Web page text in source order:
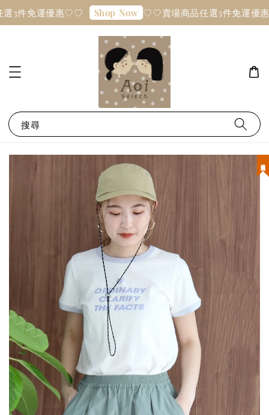
3件免運優惠♡♡ Shop Now ♡♡賣場商品任選3件免運優
搜尋